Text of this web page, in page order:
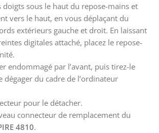
doigts sous le haut du repose-mains et
vers le haut, en vous déplaçant du
extérieurs gauche et droit. En laissant
digitales attaché, placez le repose-
endommagé par l’avant, puis tirez-le
dégager du cadre de l’ordinateur
pour le détacher.
connecteur de remplacement du
4810.